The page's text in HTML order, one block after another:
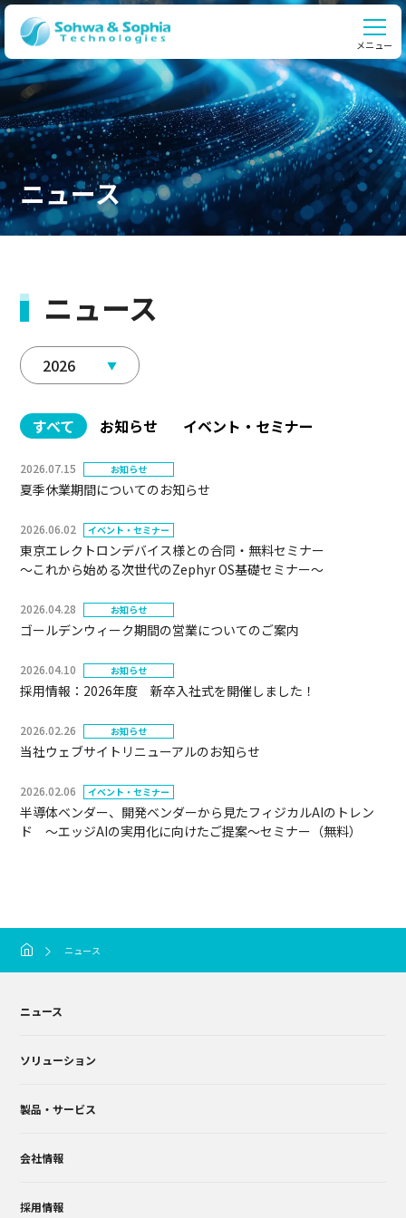
メニュー
ニュース
ニュース
すべて お知らせ イベント・セミナー
2026.07.15 お知らせ
夏季休業期間についてのお知らせ
2026.06.02 イベント・セミナー
東京エレクトロンデバイス様との合同・無料セミナー
～これから始める次世代のZephyr OS基礎セミナー～
2026.04.28 お知らせ
ゴールデンウィーク期間の営業についてのご案内
2026.04.10 お知らせ
採用情報：2026年度 新卒入社式を開催しました！
2026.02.26 お知らせ
当社ウェブサイトリニューアルのお知らせ
2026.02.06 イベント・セミナー
半導体ベンダー、開発ベンダーから見たフィジカルAIのトレン
ド ～エッジAIの実用化に向けたご提案～セミナー（無料）
ニュース
ニュース
ソリューション
製品・サービス
会社情報
採用情報